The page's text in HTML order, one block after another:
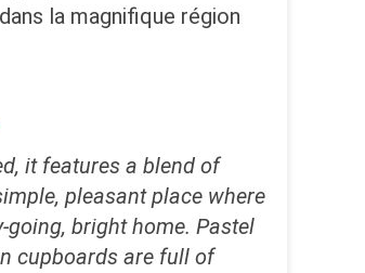
la magnifique région
it features a blend of
pleasant place where
bright home. Pastel
cupboards are full of